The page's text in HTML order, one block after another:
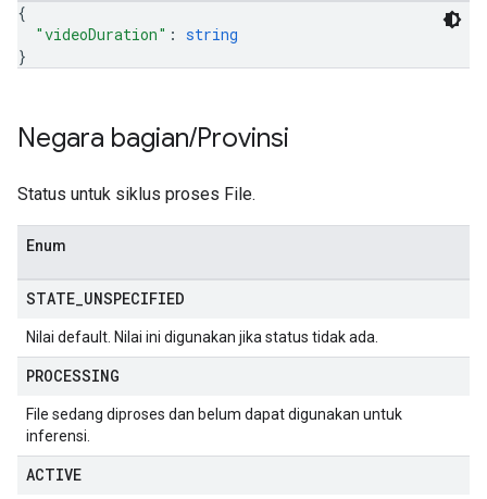
{
"videoDuration" : string
}
Negara bagian/Provinsi
Status untuk siklus proses File.
Enum
STATE UNSPECIFIED
Nilai default. Nilai ini digunakan jika status tidak ada.
PROCESSING
File sedang diproses dan belum dapat digunakan untuk
inferensi.
ACTIVE